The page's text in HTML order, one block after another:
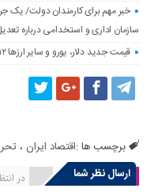
خبر مهم برای کارمندان دولت/ یک
سازمان اداری و استخدامی درباره
قیمت جدید دلار، یورو و سایر ارزها ۱۲ مهر ۱۴۰۴/ تکان چهار هزار تومانی یورو ثبت شد
برچسب ها :اقتصاد ایران ،
ارسال نظر شما
در انتشار یافته : 0